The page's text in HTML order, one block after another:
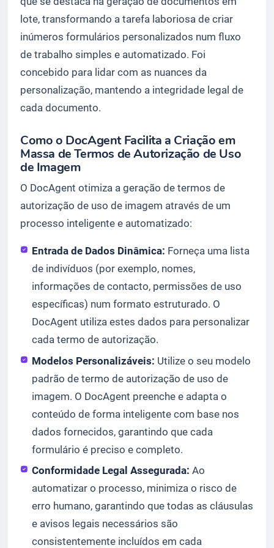
lote, transformando a tarefa laboriosa de criar
inúmeros formulários personalizados num fluxo
de trabalho simples e automatizado. Foi
concebido para lidar com as nuances da
personalização, mantendo a integridade legal de
cada documento.
Como o DocAgent Facilita a Criação em
Massa de Termos de Autorização de Uso
de Imagem
O DocAgent otimiza a geração de termos de
autorização de uso de imagem através de um
processo inteligente e automatizado:
Entrada de Dados Dinâmica: Forneça uma lista
de indivíduos (por exemplo, nomes,
informações de contacto, permissões de uso
específicas) num formato estruturado. O
DocAgent utiliza estes dados para personalizar
cada termo de autorização.
Modelos Personalizáveis: Utilize o seu modelo
padrão de termo de autorização de uso de
imagem. O DocAgent preenche e adapta o
conteúdo de forma inteligente com base nos
dados fornecidos, garantindo que cada
formulário é preciso e completo.
Conformidade Legal Assegurada: Ao
automatizar o processo, minimiza o risco de
erro humano, garantindo que todas as cláusulas
e avisos legais necessários são
consistentemente incluídos em cada